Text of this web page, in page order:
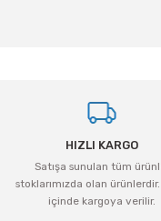
Ürün resmi kalitesiz,
Ürün açıklamasında
Ürün bilgilerinde hatalar
Ürün fiyatı diğer
HIZLI KARGO
Satışa sunulan tüm
stoklarımızda olan
içinde kargoya verilir.